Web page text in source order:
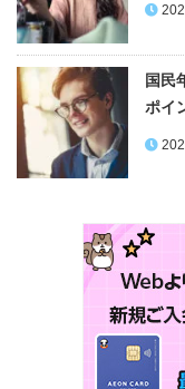
国民
ポイ